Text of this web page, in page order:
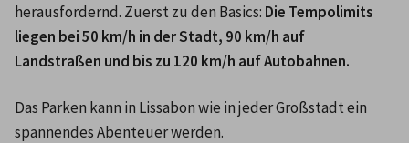
herausfordernd. Zuerst zu den Basics: Die Tempolimits
liegen bei 50 km/h in der Stadt, 90 km/h auf
Landstraßen und bis zu 120 km/h auf Autobahnen.
Das Parken kann in Lissabon wie in jeder Großstadt ein
spannendes Abenteuer werden.